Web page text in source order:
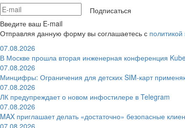
Подписаться
Введите ваш E-mail
Отправляя данную форму вы соглашаетесь с
07.08.2026
В Москве прошла вторая инженерная конференция
07.08.2026
Минцифры: Ограничения для детских SIM-карт
07.08.2026
ЛК предупреждает о новом инфостилере в Telegram
07.08.2026
MAX приглашает делать «достаточно» безопасные